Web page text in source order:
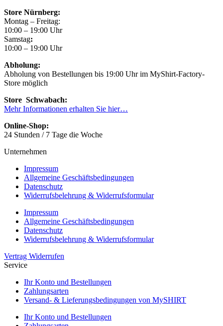
Store Nürnberg:
Montag – Freitag:
10:00 – 19:00 Uhr
Samstag:
10:00 – 19:00 Uhr
Abholung:
Abholung von Bestellungen bis 19:00 Uhr im MyShirt-Factory-
Store möglich
Store Schwabach:
Mehr Informationen erhalten Sie hier…
Online-Shop:
24 Stunden / 7 Tage die Woche
Unternehmen
Impressum
Allgemeine Geschäftsbedingungen
Datenschutz
Widerrufsbelehrung & Widerrufsformular
Impressum
Allgemeine Geschäftsbedingungen
Datenschutz
Widerrufsbelehrung & Widerrufsformular
Vertrag Widerrufen
Service
Ihr Konto und Bestellungen
Zahlungsarten
Versand- & Lieferungsbedingungen von MySHIRT
Ihr Konto und Bestellungen